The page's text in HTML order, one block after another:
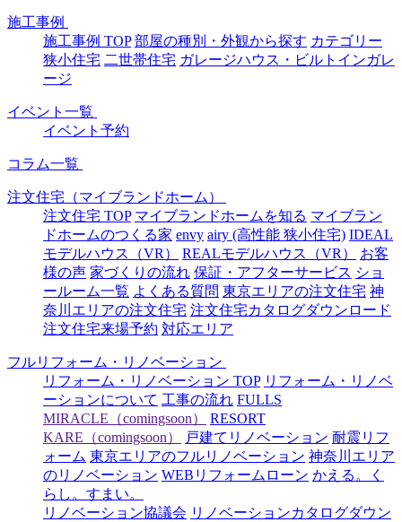
施工事例
施工事例 TOP 部屋の種別・外観から探す カテゴリー
狭小住宅 二世帯住宅 ガレージハウス・ビルトインガレ
ージ
イベント一覧
イベント予約
コラム一覧
注文住宅（マイブランドホーム）
注文住宅 TOP マイブランドホームを知る マイブラン
ドホームのつくる家 envy airy (高性能 狭小住宅) IDEAL
モデルハウス（VR）
REALモデルハウス（VR）
お客
様の声 家づくりの流れ 保証・アフターサービス ショ
ールーム一覧 よくある質問 東京エリアの注文住宅 神
奈川エリアの注文住宅 注文住宅カタログダウンロード
注文住宅来場予約 対応エリア
フルリフォーム・リノベーション
リフォーム・リノベーション TOP リフォーム・リノベ
ーションについて 工事の流れ FULLS
MIRACLE（comingsoon）
RESORT
KARE（comingsoon）
戸建てリノベーション 耐震リフ
ォーム 東京エリアのフルリノベーション 神奈川エリア
のリノベーション WEBリフォームローン かえる。く
らし。すまい。
リノベーション協議会 リノベーションカタログダウン